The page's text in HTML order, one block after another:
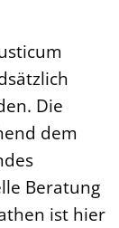
Die
dem
Beratung
ist hier